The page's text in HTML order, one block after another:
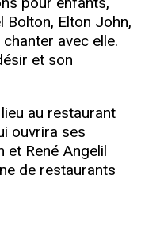
Bolton, Elton John,
avec elle.
et son
au restaurant
ouvrira ses
et René Angelil
de restaurants